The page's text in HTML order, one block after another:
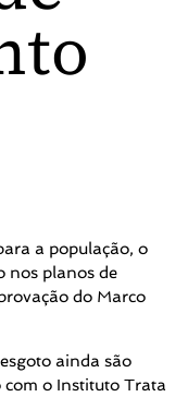
a população, o
nos planos de
do Marco
ainda são
o Instituto Trata